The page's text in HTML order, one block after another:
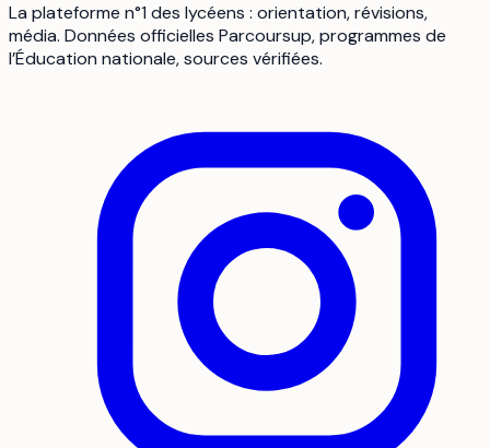
La plateforme n°1 des lycéens : orientation, révisions,
média. Données officielles Parcoursup, programmes de
l’Éducation nationale, sources vérifiées.